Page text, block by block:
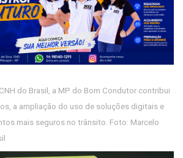
do Brasil, a MP do Bom Condutor contribui
a ampliação do uso de soluções digitais e
mais seguros no trânsito. Foto: Marcelo